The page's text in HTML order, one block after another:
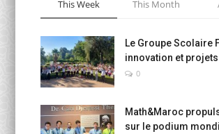
This Week This Month
Le Groupe Scolaire
innovation et
0
Math&Maroc
sur le podium